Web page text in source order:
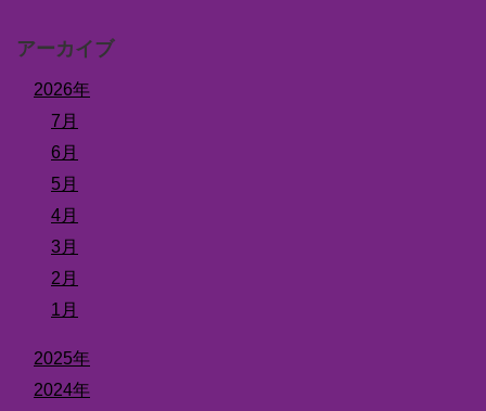
アーカイブ
2026年
7月
6月
5月
4月
3月
2月
1月
2025年
2024年